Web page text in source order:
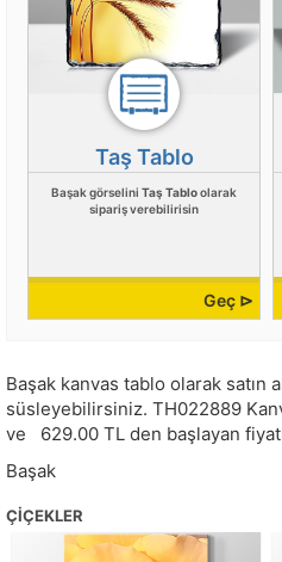
Taş Tablo
Başak görselini Taş Tabloolarak
sipariş verebilirisin
Geç ⊳
Başak kanvas tablo olarak satın
süsleyebilirsiniz. TH022889
ve
629.00 TL den başlayan
Başak
ÇIÇEKLER